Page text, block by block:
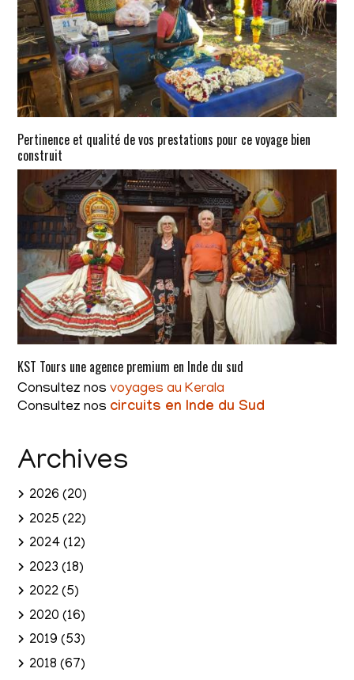
Pertinence et qualité de vos prestations pour ce voyage bien
construit
KST Tours une agence premium en Inde du sud
Consultez nosvoyages au Kerala
Consultez nos circuits en Inde du Sud
Archives
2026 (20)
2025 (22)
2024 (12)
2023 (18)
2022 (5)
2020 (16)
2019 (53)
2018 (67)